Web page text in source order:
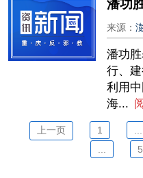
来源：
潘功
行、
利用
海...
上一页 1